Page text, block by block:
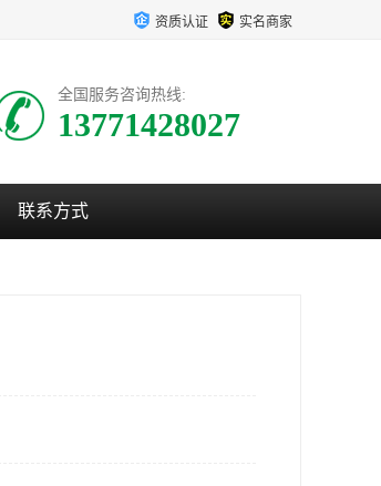
资质认证 实名商家
全国服务咨询热线:
13771428027
联系方式